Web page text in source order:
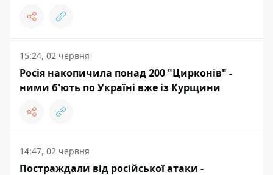
15:24, 02 червня
Росія накопичила понад 200 "Цирконів" -
ними б'ють по Україні вже із Курщини
14:47, 02 червня
Постраждали від російської атаки -